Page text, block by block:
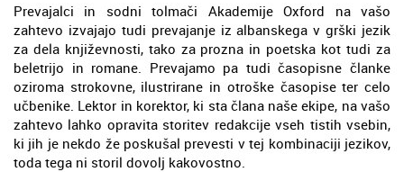
Prevajalci in sodni tolmači Akademije Oxford na vašo
zahtevo izvajajo tudi prevajanje iz albanskega v grški jezik
za dela književnosti, tako za prozna in poetska kot tudi za
beletrijo in romane. Prevajamo pa tudi časopisne članke
oziroma strokovne, ilustrirane in otroške časopise ter celo
učbenike. Lektor in korektor, ki sta člana naše ekipe, na vašo
zahtevo lahko opravita storitev redakcije vseh tistih vsebin,
ki jih je nekdo že poskušal prevesti v tej kombinaciji jezikov,
toda tega ni storil dovolj kakovostno.